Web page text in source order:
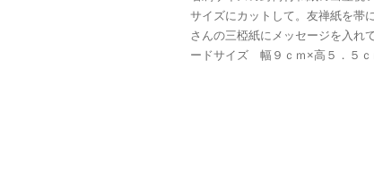
サイズにカットして。友禅紙を帯
さんの三椏紙にメッセージを入れ
ードサイズ 幅９ｃｍ×高５．５